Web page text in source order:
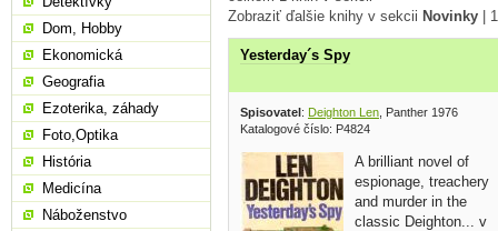
Zobraziť ďalšie knihy v sekcii Novinky 1
Yesterday´s Spy
Spisovatel: Deighton Len , Panther 1976
Katalogové číslo: P4824
A brilliant novel of
espionage, treachery
and murder in the
classic Deighton... v
Dom, Hobby
Ekonomická
Geografia
Ezoterika, záhady
Foto,Optika
História
Medicína
Náboženstvo